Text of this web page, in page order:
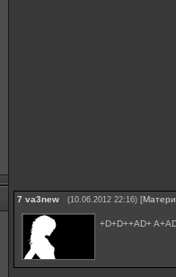
7 va3new (10.06.2012 22:16) [
+D+D++AD+